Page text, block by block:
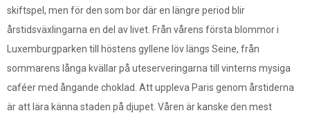
skiftspel, men för den som bor där en längre period blir
årstidsväxlingarna en del av livet. Från vårens första blommor i
Luxemburgparken till höstens gyllene löv längs Seine, från
sommarens långa kvällar på uteserveringarna till vinterns mysiga
caféer med ångande choklad. Att uppleva Paris genom årstiderna
är att lära känna staden på djupet. Våren är kanske den mest